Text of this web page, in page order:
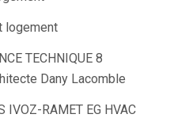
logement
TECHNIQUE 8
Dany Lacomble
RAMET EG HVAC